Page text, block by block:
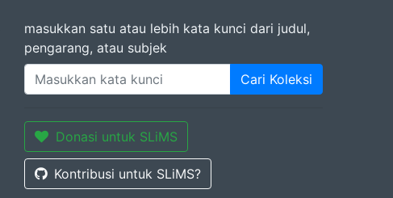
masukkan satu atau lebih kata kunci dari judul,
pengarang, atau subjek
Cari Koleksi
Donasi untuk SLiMS
Kontribusi untuk SLiMS?